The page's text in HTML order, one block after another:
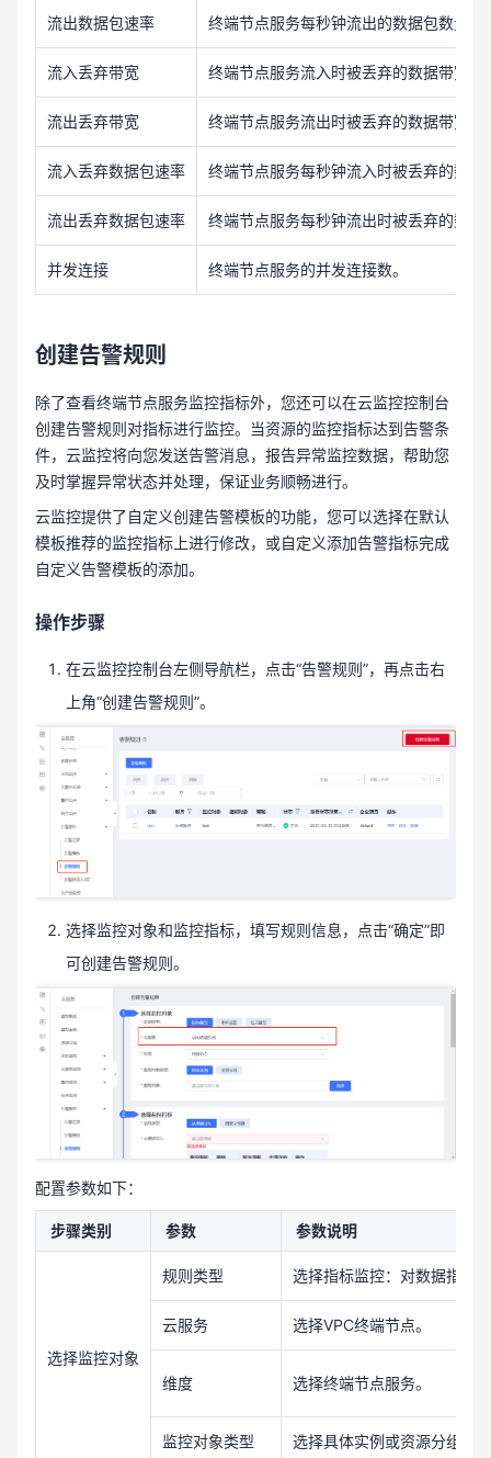
流出数据包速率 终端节点服务每秒钟流出的数据包数量。
流入丢弃带宽 终端节点服务流入时被丢弃的数据带宽大
流出丢弃带宽 终端节点服务流出时被丢弃的数据带宽大
流入丢弃数据包速率 终端节点服务每秒钟流入时被丢弃的数据
流出丢弃数据包速率 终端节点服务每秒钟流出时被丢弃的数据
并发连接 终端节点服务的并发连接数。
创建告警规则
除了查看终端节点服务监控指标外，您还可以在云监控控制台
创建告警规则对指标进行监控。当资源的监控指标达到告警条
件，云监控将向您发送告警消息，报告异常监控数据，帮助您
及时掌握异常状态并处理，保证业务顺畅进行。
云监控提供了自定义创建告警模板的功能，您可以选择在默认
模板推荐的监控指标上进行修改，或自定义添加告警指标完成
自定义告警模板的添加。
操作步骤
在云监控控制台左侧导航栏，点击“告警规则”，再点击右
上角“创建告警规则”。
选择监控对象和监控指标，填写规则信息，点击“确定”即
可创建告警规则。
配置参数如下：
步骤类别 参数 参数说明
选择监控对象
规则类型 选择指标监控：对数据指标
云服务 选择VPC终端节点。
维度 选择终端节点服务。
监控对象类型 选择具体实例或资源分组。